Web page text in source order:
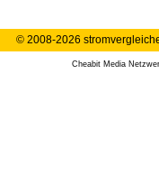
© 2008-2026
Cheabit Media